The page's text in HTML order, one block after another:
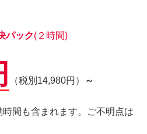
パック(２時間)
（税別14,980円） ～
間も含まれます。ご不明点は